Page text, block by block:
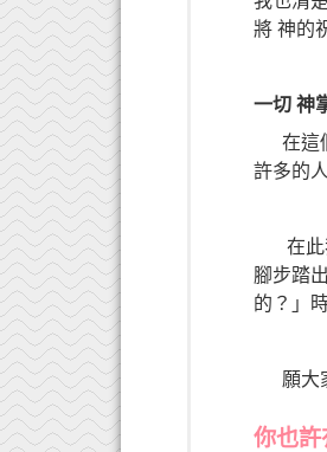
將 神的
一切 神
在這個
許多的
在此我
腳步踏
的？」
願大家
你也許